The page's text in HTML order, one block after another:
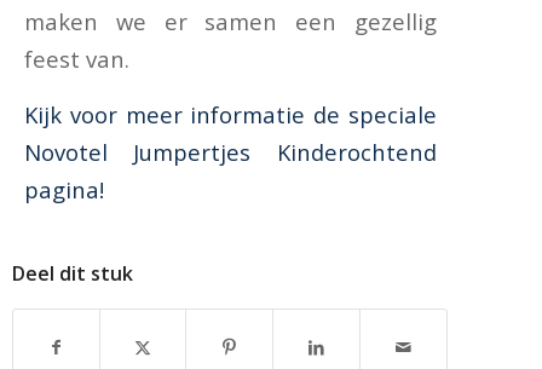
maken we er samen een gezellig
feest van.
Kijk voor meer informatie de speciale
Novotel Jumpertjes Kinderochtend
pagina!
Deel dit stuk